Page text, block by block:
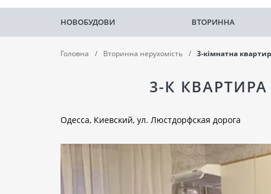
НОВОБУДОВИ ВТОРИННА
Головна Вторинна нерухомість 3-кімнатна
3-К
Одесса, Киевский, ул. Люстдорфская дорога